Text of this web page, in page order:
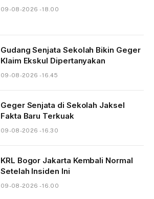
09-08-2026 - 18.00
Gudang Senjata Sekolah Bikin Geger
Klaim Ekskul Dipertanyakan
09-08-2026 - 16.45
Geger Senjata di Sekolah Jaksel
Fakta Baru Terkuak
09-08-2026 - 16.30
KRL Bogor Jakarta Kembali Normal
Setelah Insiden Ini
09-08-2026 - 16.00